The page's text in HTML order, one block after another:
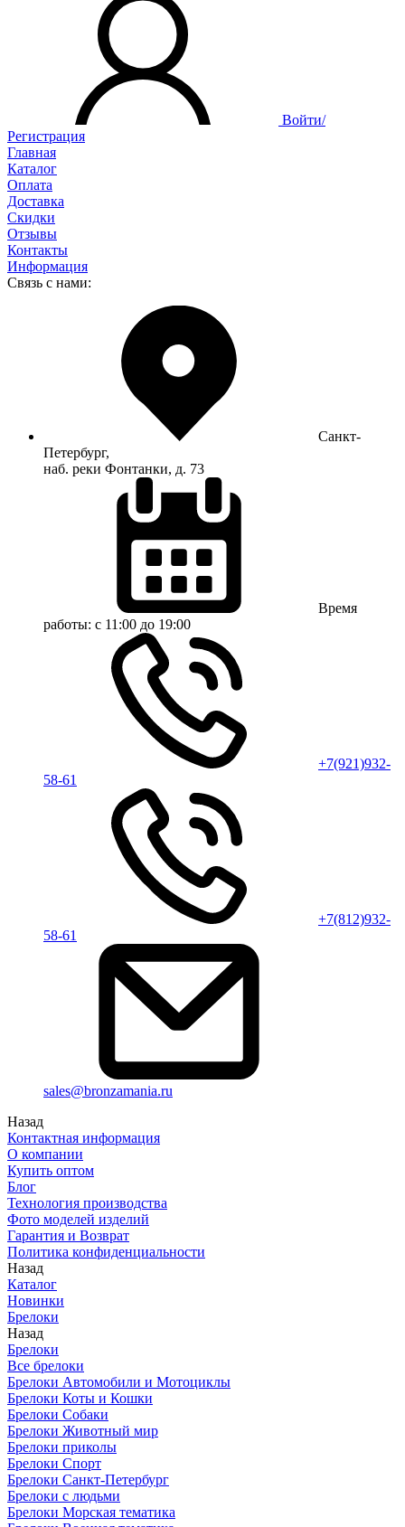
Войти/
Регистрация
Главная
Каталог
Оплата
Доставка
Скидки
Отзывы
Контакты
Информация
Связь с нами:
Санкт-
Петербург,
наб. реки Фонтанки, д. 73
Время
работы: с 11:00 до 19:00
+7(921)932-
58-61
+7(812)932-
58-61
sales@bronzamania.ru
Назад
Контактная информация
О компании
Купить оптом
Блог
Технология производства
Фото моделей изделий
Гарантия и Возврат
Политика конфиденциальности
Назад
Каталог
Новинки
Брелоки
Назад
Брелоки
Все брелоки
Брелоки Автомобили и Мотоциклы
Брелоки Коты и Кошки
Брелоки Собаки
Брелоки Животный мир
Брелоки приколы
Брелоки Спорт
Брелоки Санкт-Петербург
Брелоки с людьми
Брелоки Морская тематика